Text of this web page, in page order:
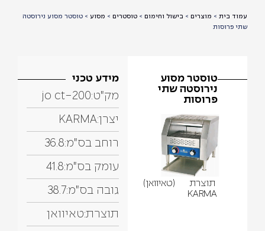
עמוד בית > מוצרים > בישול וחימום > טוסטרים > מסוע > טוסטר מסוע נירוסטה
שתי פרוסות
טוסטר מסוע
נירוסטה שתי
פרוסות
תוצרת
KARMA
(טאיוואן)
מידע טכני
מק"ט:jo ct-200
יצרן:KARMA
רוחב בס"מ:36.8
עומק בס"מ:41.8
גובה בס"מ:38.7
תוצרת:טאיוואן